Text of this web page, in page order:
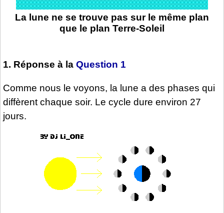
La lune ne se trouve pas sur le même plan
que le plan Terre-Soleil
1. Réponse à la Question 1
Comme nous le voyons, la lune a des phases qui
diffèrent chaque soir. Le cycle dure environ 27
jours.